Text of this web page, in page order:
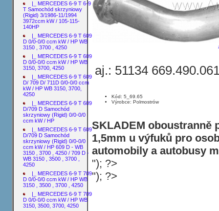
|_ MERCEDES 6-9 T 6-9
T Samochód skrzyniowy
(Rigid) 3/1986-11/1994
3972ccm kW / 105-115-
140HP
|_ MERCEDES 6-9 T 609
D 0/0-0/0 ccm kW / HP WB
3150 , 3700 , 4250
|_ MERCEDES 6-9 T 609
D 0/0-0/0 ccm kW / HP WB
3150, 3700, 4250
|_ MERCEDES 6-9 T 609
D/ 709 D/ 711D 0/0-0/0 ccm
kW / HP WB 3150, 3700,
4250
|_ MERCEDES 6-9 T 609
D/709 D Samochód
skrzyniowy (Rigid) 0/0-0/0
ccm kW / HP
|_ MERCEDES 6-9 T 609
D/709 D Samochód
skrzyniowy (Rigid) 0/0-0/0
ccm kW / HP 609 D - WB
3150 , 3700 , 4250 / 709 D -
WB 3150 , 3500 , 3700 ,
4250
|_ MERCEDES 6-9 T 709
D 0/0-0/0 ccm kW / HP WB
3150 , 3500 , 3700 , 4250
|_ MERCEDES 6-9 T 709
D 0/0-0/0 ccm kW / HP WB
3150, 3500, 3700, 4250
aj.: 51134
Kód: 5_69.65
Výrobce: Polmostrów
SKLADEM oboustranně
1,5mm u výfuků pro
automobily a autobusy
"); ?>
"); ?>